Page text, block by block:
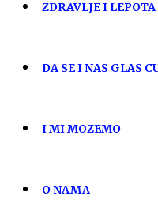
ZDRAVLJE I LEPOTA
DA SE I NAS GLAS
I MI MOZEMO
O NAMA